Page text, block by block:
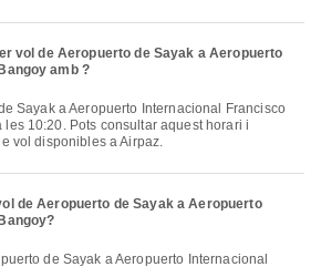
vol de Aeropuerto de Sayak a Aeropuerto
amb ?
les 10:20. Pots consultar aquest horari i
vol disponibles a Airpaz.
de Aeropuerto de Sayak a Aeropuerto